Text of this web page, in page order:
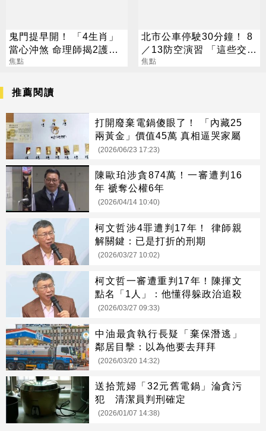
鬼門提早開！ 「4生肖」
當心沖煞 命理師揭2護身
法寶
焦點
北市公車停駛30分鐘！ 8
／13防空演習 「這些交通
工具」全面管制
焦點
推薦閱讀
打開廢棄電鍋傻眼了！ 「內藏25
兩黃金」價值45萬 真相逼哭家屬
(2026/06/23 17:23)
陳歐珀涉貪874萬！一審遭判16
年 褫奪公權6年
(2026/04/14 10:40)
柯文哲涉4罪遭判17年！ 律師親
解關鍵：已是打折的刑期
(2026/03/27 10:02)
柯文哲一審遭重判17年！陳揮文
點名「1人」：他懂得躲政治追殺
(2026/03/27 09:33)
中油最貪執行長疑「棄保潛逃」
鄰居目擊：以為他要去拜拜
(2026/03/20 14:32)
送拾荒婦「32元舊電鍋」淪貪污
犯 清潔員判刑確定
(2026/01/07 14:38)